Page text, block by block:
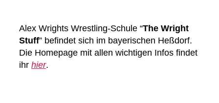
Alex Wrights Wrestling-Schule “The Wright
Stuff” befindet sich im bayerischen Heßdorf.
Die Homepage mit allen wichtigen Infos findet
ihr hier.